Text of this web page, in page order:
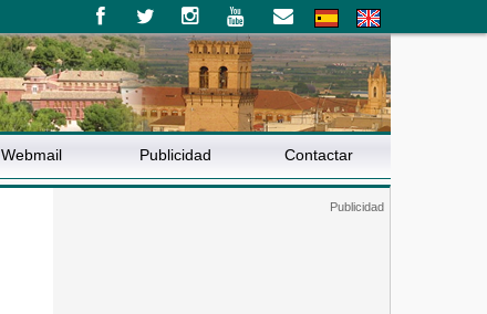
Webmail Publicidad Contactar